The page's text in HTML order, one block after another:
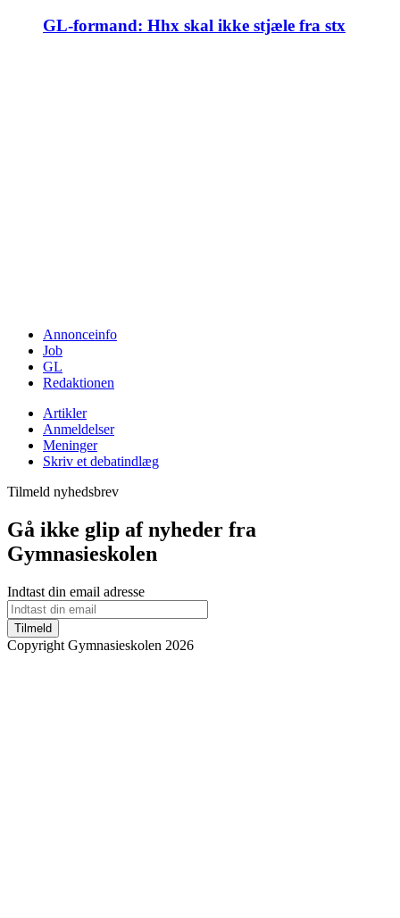
GL-formand: Hhx skal ikke stjæle fra stx
Annonceinfo
Job
GL
Redaktionen
Artikler
Anmeldelser
Meninger
Skriv et debatindlæg
Tilmeld nyhedsbrev
Gå ikke glip af nyheder fra
Gymnasieskolen
Indtast din email adresse
Tilmeld
Copyright Gymnasieskolen 2026